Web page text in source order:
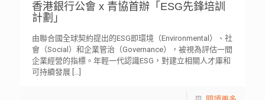
香港銀行公會 x 青協首辦「ESG先鋒培訓
計劃」
由聯合國全球契約提出的ESG即環境（Environmental）、社
會（Social）和企業管治（Governance），被視為評估一間
企業經營的指標。年輕一代認識ESG，對建立相關人才庫和
可持續發展[…]